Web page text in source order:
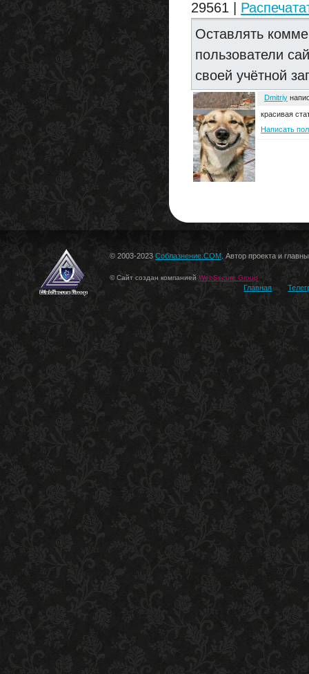
29561 |
Оставлять
пользователи
своей учётной
Dmitriy
красивая
Написать
© 2003-2023Соблазнение.COM . Автор проекта и
© Сайт создан компанией WebSecure Group
Главная